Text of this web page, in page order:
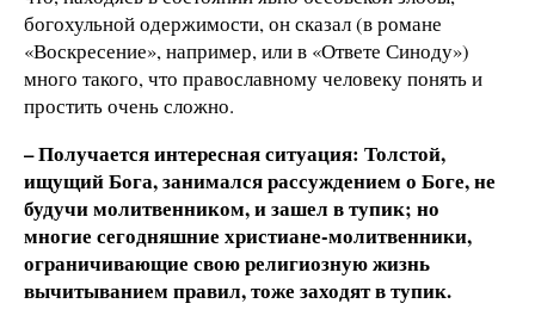
богохульной одержимости, он сказал (в романе
«Воскресение», например, или в «Ответе Синоду»)
много такого, что православному человеку понять и
простить очень сложно.
– Получается интересная ситуация: Толстой,
ищущий Бога, занимался рассуждением о Боге, не
будучи молитвенником, и зашел в тупик; но
многие сегодняшние христиане-молитвенники,
ограничивающие свою религиозную жизнь
вычитыванием правил, тоже заходят в тупик.